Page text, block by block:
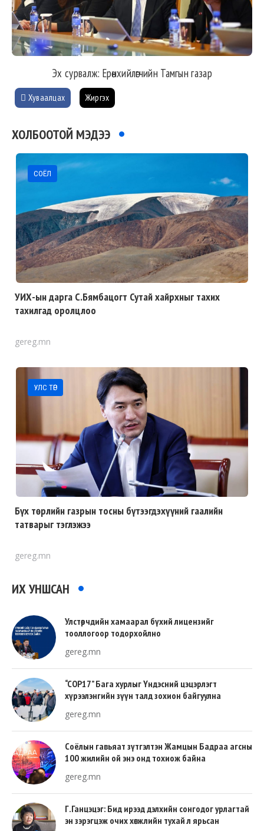
Эх сурвалж: Ерөнхийлөгчийн Тамгын газар
Хуваалцах Жиргэх
ХОЛБООТОЙ МЭДЭЭ
СОЁЛ
УИХ-ын дарга С.Бямбацогт Сутай хайрхныг тахих
тахилгад оролцлоо
gereg.mn
УЛС ТӨР
Бүх төрлийн газрын тосны бүтээгдэхүүний гаалийн
татварыг тэглэжээ
gereg.mn
ИХ УНШСАН
Улстөрчдийн хамаарал бүхий лицензийг
тооллогоор тодорхойлно
gereg.mn
“COP17” Бага хурлыг Үндэсний цэцэрлэгт
хүрээлэнгийн зүүн талд зохион байгуулна
gereg.mn
Соёлын гавьяат зүтгэлтэн Жамцын Бадраа агсны
100 жилийн ой энэ онд тохиож байна
gereg.mn
Г.Ганцэцэг: Бид ирээд дэлхийн сонгодог урлагтай
эн зэрэгцэж очих хөгжлийн тухай л ярьсан